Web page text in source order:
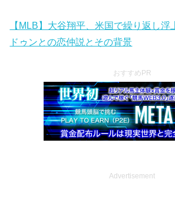
【MLB】大谷翔平、米国で繰り返し浮
ドゥンとの恋仲説とその背景
おすすめPR
Advertisement